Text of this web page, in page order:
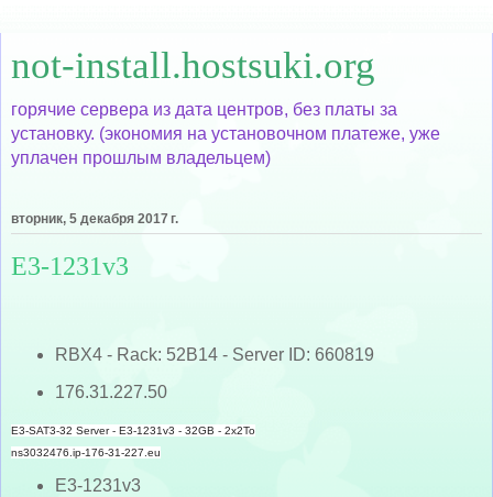
not-install.hostsuki.org
горячие сервера из дата центров, без платы за
установку. (экономия на установочном платеже, уже
уплачен прошлым владельцем)
вторник, 5 декабря 2017 г.
E3-1231v3
RBX4 - Rack: 52B14 - Server ID: 660819
176.31.227.50
E3-SAT3-32 Server - E3-1231v3 - 32GB - 2x2To
ns3032476.ip-176-31-227.eu
E3-1231v3